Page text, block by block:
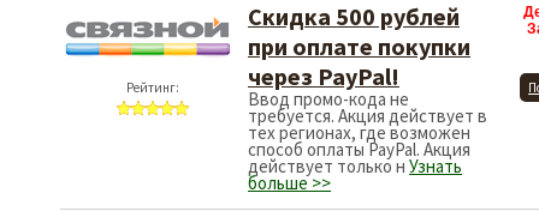
Рейтинг:
Скидка 500 рублей
при оплате покупки
через PayPal!
Ввод промо-кода не
требуется. Акция действует в
тех регионах, где возможен
способ оплаты PayPal. Акция
действует только н Узнать
больше >>